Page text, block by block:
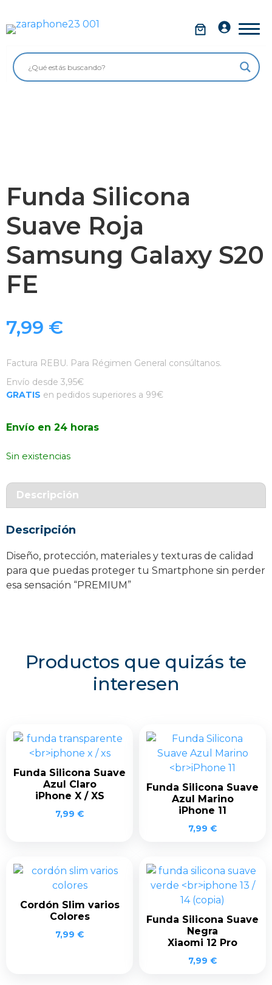
contenido
Funda Silicona
Suave Roja
Samsung Galaxy S20
FE
7,99 €
Factura REBU. Para Régimen General consúltanos.
Envío desde 3,95€
GRATIS en pedidos superiores a 99€
Envío en 24 horas
Sin existencias
Descripción
Descripción
Diseño, protección, materiales y texturas de calidad
para que puedas proteger tu Smartphone sin perder
esa sensación “PREMIUM”
Productos que quizás te
interesen
Funda Silicona Suave
Azul Claro
iPhone X / XS
7,99 €
Funda Silicona Suave
Azul Marino
iPhone 11
7,99 €
Cordón Slim varios
Colores
7,99 €
Funda Silicona Suave
Negra
Xiaomi 12 Pro
7,99 €
Móviles
Impolutos
Accesorios
Garantía Zaraphone